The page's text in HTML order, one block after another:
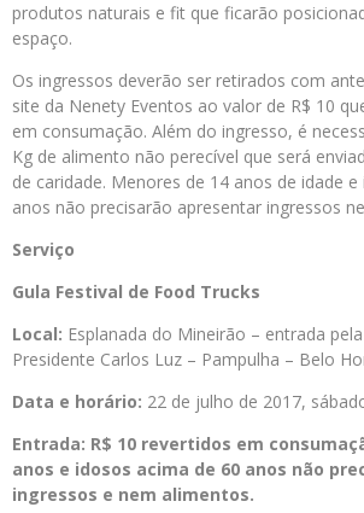
produtos naturais e fit que ficarão
espaço.
Os ingressos deverão ser retirados com
site da Nenety Eventos ao valor de R$ 10
em consumação. Além do ingresso, é
Kg de alimento não perecível que será
de caridade. Menores de 14 anos de idade
anos não precisarão apresentar ingressos
Serviço
Gula Festival de Food Trucks
Local: Esplanada do Mineirão – entrada
Presidente Carlos Luz – Pampulha – Belo
Data e horário: 22 de julho de 2017,
Entrada: R$ 10 revertidos em
anos e idosos acima de 60 anos não
ingressos e nem alimentos.